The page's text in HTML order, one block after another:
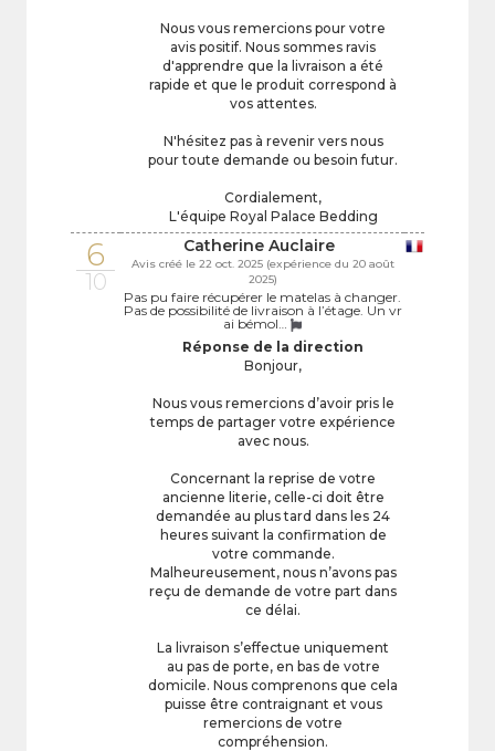
Nous vous remercions pour votre
avis positif. Nous sommes ravis
d'apprendre que la livraison a été
rapide et que le produit correspond à
vos attentes.
N'hésitez pas à revenir vers nous
pour toute demande ou besoin futur.
Cordialement,
L'équipe Royal Palace Bedding
6
10
Catherine Auclaire
Avis créé le 22 oct. 2025 (expérience du 20 août
2025)
Pas pu faire récupérer le matelas à changer.
Pas de possibilité de livraison à l’étage. Un vr
ai bémol…
Réponse de la direction
Bonjour,
Nous vous remercions d’avoir pris le
temps de partager votre expérience
avec nous.
Concernant la reprise de votre
ancienne literie, celle-ci doit être
demandée au plus tard dans les 24
heures suivant la confirmation de
votre commande.
Malheureusement, nous n’avons pas
reçu de demande de votre part dans
ce délai.
La livraison s’effectue uniquement
au pas de porte, en bas de votre
domicile. Nous comprenons que cela
puisse être contraignant et vous
remercions de votre
compréhension.